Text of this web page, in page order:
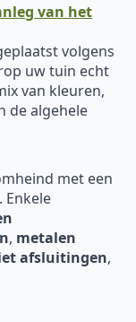
van het
volgens
uw tuin echt
van kleuren,
de algehele
met een
. Enkele
, metalen
afsluitingen,